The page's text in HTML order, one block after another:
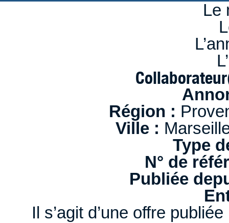
Le
Région :
Ville :
Type
N° de
Publiée
Il s’agit d’une offre